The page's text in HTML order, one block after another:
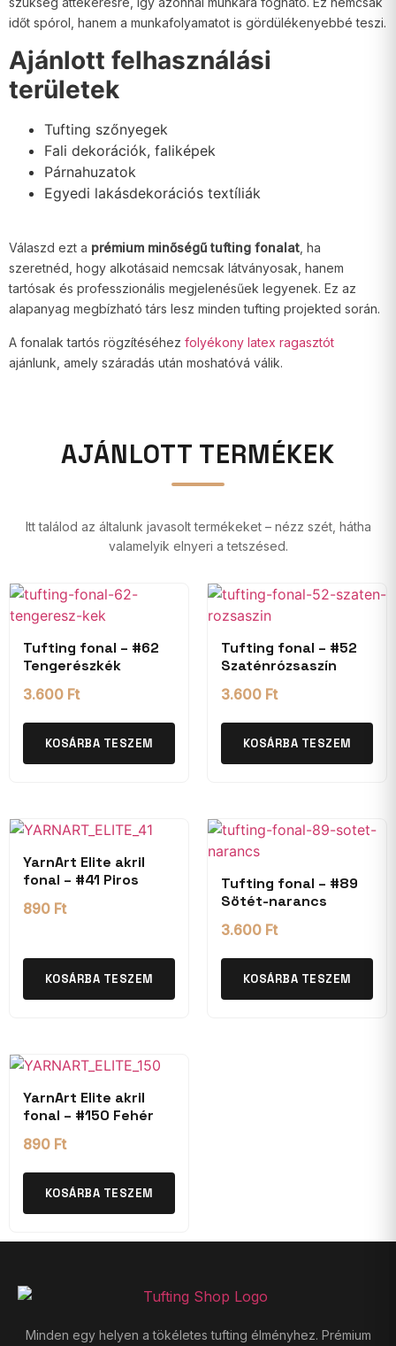
időt spórol, hanem a munkafolyamatot is gördülékenyebbé teszi.
Ajánlott felhasználási
területek
Tufting szőnyegek
Fali dekorációk, faliképek
Párnahuzatok
Egyedi lakásdekorációs textíliák
Válaszd ezt a prémium minőségű tufting fonalat , ha
szeretnéd, hogy alkotásaid nemcsak látványosak, hanem
tartósak és professzionális megjelenésűek legyenek. Ez az
alapanyag megbízható társ lesz minden tufting projekted során.
A fonalak tartós rögzítéséhez folyékony latex ragasztót
ajánlunk, amely száradás után moshatóvá válik.
AJÁNLOTT TERMÉKEK
Itt találod az általunk javasolt termékeket – nézz szét, hátha
valamelyik elnyeri a tetszésed.
Tufting fonal – #62
Tengerészkék
3.600 Ft
KOSÁRBA TESZEM
Tufting fonal – #52
Szaténrózsaszín
3.600 Ft
KOSÁRBA TESZEM
YarnArt Elite akril
fonal – #41 Piros
890 Ft
KOSÁRBA TESZEM
Tufting fonal – #89
Sötét-narancs
3.600 Ft
KOSÁRBA TESZEM
YarnArt Elite akril
fonal – #150 Fehér
890 Ft
KOSÁRBA TESZEM
Minden egy helyen a tökéletes tufting élményhez. Prémium